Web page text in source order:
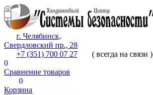
г. Челябинск,
Свердловский пр., 28
+7 (351) 700 07 27
( всегда на связи )
0
Сравнение товаров
0
Корзина